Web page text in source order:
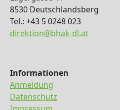
8530 Deutschlandsberg
Tel.: +43 5 0248 023
direktion@bhak-dl.at
Informationen
Anmeldung
Datenschutz